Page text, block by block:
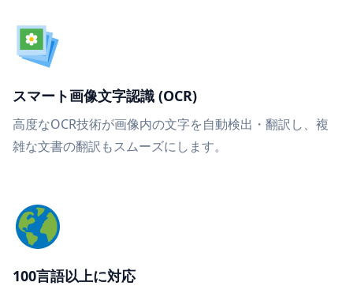
スマート画像文字認識 (OCR)
高度なOCR技術が画像内の文字を自動検出・翻訳し、複
雑な文書の翻訳もスムーズにします。
100言語以上に対応